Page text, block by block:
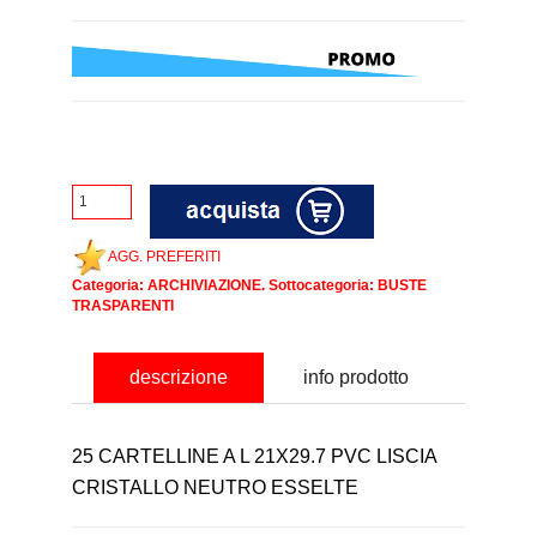
AGG. PREFERITI
Categoria: ARCHIVIAZIONE. Sottocategoria: BUSTE
TRASPARENTI
descrizione info prodotto
25 CARTELLINE A L 21X29.7 PVC LISCIA
CRISTALLO NEUTRO ESSELTE